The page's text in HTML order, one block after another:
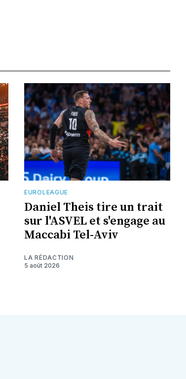
EUROLEAGUE
Daniel Theis tire un trait
sur l'ASVEL et s'engage au
Maccabi Tel-Aviv
LA RÉDACTION
5 août 2026